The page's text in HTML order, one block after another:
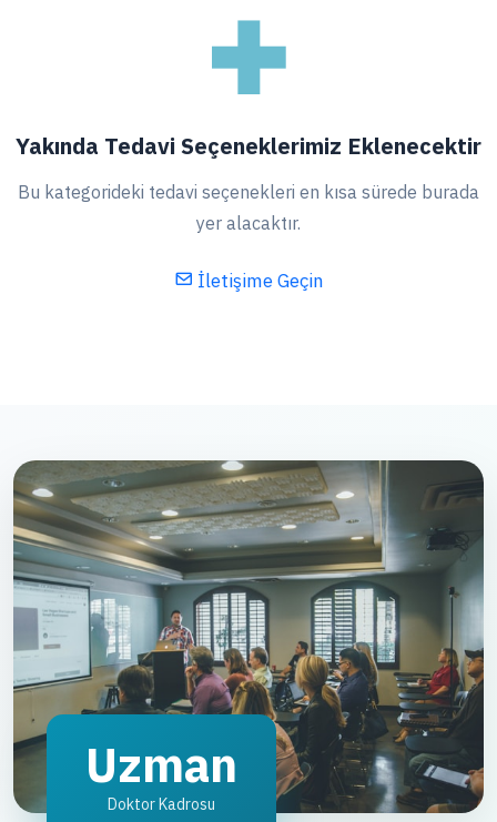
Yakında Tedavi Seçeneklerimiz Eklenecektir
Bu kategorideki tedavi seçenekleri en kısa sürede burada
yer alacaktır.
İletişime Geçin
Uzman
Doktor Kadrosu